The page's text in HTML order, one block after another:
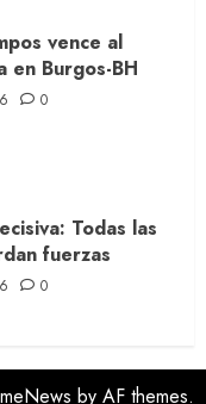
vence al
en Burgos-BH
0
Todas las
fuerzas
0
by AF themes.